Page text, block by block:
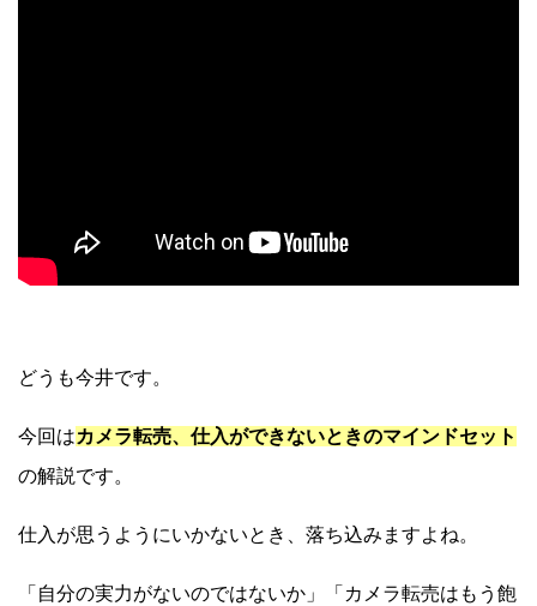
どうも今井です。
今回はカメラ転売、仕入ができないときのマインドセット
の解説です。
仕入が思うようにいかないとき、落ち込みますよね。
「自分の実力がないのではないか」「カメラ転売はもう飽